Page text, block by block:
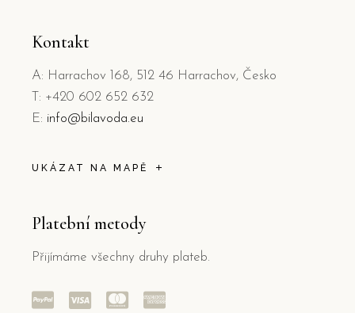
Kontakt
A: Harrachov 168, 512 46 Harrachov, Česko
T: +420 602 652 632
E: info@bilavoda.eu
UKÁZAT NA MAPĚ
Platební metody
Přijímáme všechny druhy plateb.